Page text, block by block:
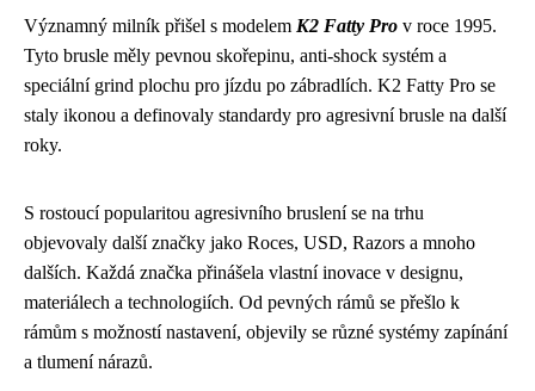
Významný milník přišel s modelem K2 Fatty Pro v roce 1995.
Tyto brusle měly pevnou skořepinu, anti-shock systém a
speciální grind plochu pro jízdu po zábradlích. K2 Fatty Pro se
staly ikonou a definovaly standardy pro agresivní brusle na další
roky.
S rostoucí popularitou agresivního bruslení se na trhu
objevovaly další značky jako Roces, USD, Razors a mnoho
dalších. Každá značka přinášela vlastní inovace v designu,
materiálech a technologiích. Od pevných rámů se přešlo k
rámům s možností nastavení, objevily se různé systémy zapínání
a tlumení nárazů.